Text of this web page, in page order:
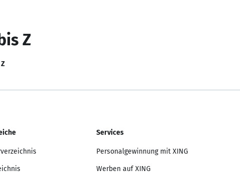
Z
Z
Services
Personalgewinnung mit XING
Werben auf XING